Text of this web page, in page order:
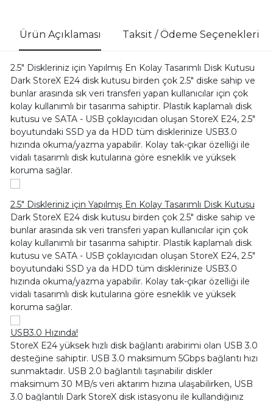
Ürün Açıklaması Taksit / Ödeme Seçenekleri
2.5" Diskleriniz için Yapılmış En Kolay Tasarımlı Disk Kutusu
Dark StoreX E24 disk kutusu birden çok 2.5" diske sahip ve
bunlar arasında sık veri transferi yapan kullanıcılar için çok
kolay kullanımlı bir tasarıma sahiptir. Plastik kaplamalı disk
kutusu ve SATA - USB çoklayıcıdan oluşan StoreX E24, 2.5"
boyutundaki SSD ya da HDD tüm disklerinize USB3.0
hızında okuma/yazma yapabilir. Kolay tak-çıkar özelliği ile
vidalı tasarımlı disk kutularına göre esneklik ve yüksek
koruma sağlar.
2.5" Diskleriniz için Yapılmış En Kolay Tasarımlı Disk Kutusu
Dark StoreX E24 disk kutusu birden çok 2.5" diske sahip ve
bunlar arasında sık veri transferi yapan kullanıcılar için çok
kolay kullanımlı bir tasarıma sahiptir. Plastik kaplamalı disk
kutusu ve SATA - USB çoklayıcıdan oluşan StoreX E24, 2.5"
boyutundaki SSD ya da HDD tüm disklerinize USB3.0
hızında okuma/yazma yapabilir. Kolay tak-çıkar özelliği ile
vidalı tasarımlı disk kutularına göre esneklik ve yüksek
koruma sağlar.
USB3.0 Hızında!
StoreX E24 yüksek hızlı disk bağlantı arabirimi olan USB 3.0
desteğine sahiptir. USB 3.0 maksimum 5Gbps bağlantı hızı
sunmaktadır. USB 2.0 bağlantılı taşınabilir diskler
maksimum 30 MB/s veri aktarım hızına ulaşabilirken, USB
3.0 bağlantılı Dark StoreX disk istasyonu ile kullandığınız